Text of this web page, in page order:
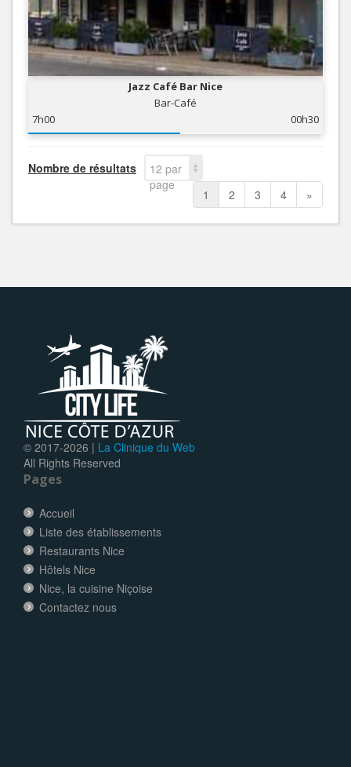
Jazz Café Bar Nice
Bar-Café
7h00
00h30
Nombre de résultats
12 par
page
1 2 3 4 »
© 2017-2026 | La Clinique du Web
All Rights Reserved
Pages
Accueil
Liste des établissements
Restaurants Nice
Hôtels Nice
Nice, la cuisine Niçoise
Contactez nous